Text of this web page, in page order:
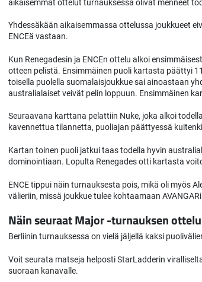
aikaisemmat ottelut turnauksessa olivat menneet
Yhdessäkään aikaisemmassa ottelussa joukkueet
ENCEä vastaan.
Kun Renegadesin ja ENCEn ottelu alkoi
otteen pelistä. Ensimmäinen puoli kartasta päättyi
toisella puolella suomalaisjoukkue sai ainoastaan
australialaiset veivät pelin loppuun. Ensimmäinen
Seuraavana karttana pelattiin Nuke, joka alkoi
kavennettua tilannetta, puoliajan päättyessä
Kartan toinen puoli jatkui taas todella hyvin
dominointiaan. Lopulta Renegades otti kartasta
ENCE tippui näin turnauksesta pois, mikä oli myös
välieriin, missä joukkue tulee kohtaamaan
Näin seuraat Major -turnauksen
Berliinin turnauksessa on vielä jäljellä kaksi
Voit seurata matseja helposti StarLadderin
suoraan kanavalle.